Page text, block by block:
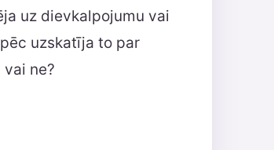
uz dievkalpojumu vai
uzskatīja to par
ne?